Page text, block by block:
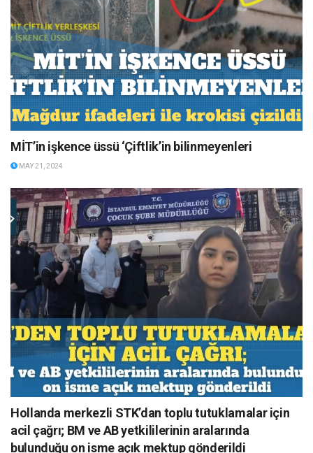
MİT’in işkence üssü ‘Çiftlik’in bilinmeyenleri
MAY 21, 2024
Hollanda merkezli STK’dan toplu tutuklamalar için
acil çağrı; BM ve AB yetkililerinin aralarında
bulunduğu on isme açık mektup gönderildi